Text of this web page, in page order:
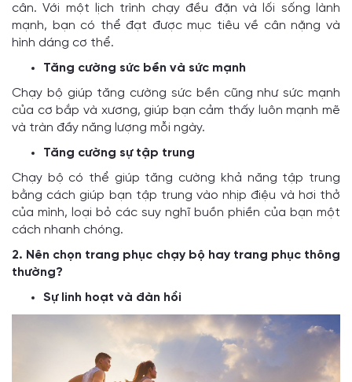
cân. Với một lịch trình chạy đều đặn và lối sống lành
mạnh, bạn có thể đạt được mục tiêu về cân nặng và
hình dáng cơ thể.
Tăng cường sức bền và sức mạnh
Chạy bộ giúp tăng cường sức bền cũng như sức mạnh
của cơ bắp và xương, giúp bạn cảm thấy luôn mạnh mẽ
và tràn đầy năng lượng mỗi ngày.
Tăng cường sự tập trung
Chạy bộ có thể giúp tăng cường khả năng tập trung
bằng cách giúp bạn tập trung vào nhịp điệu và hơi thở
của mình, loại bỏ các suy nghĩ buồn phiền của bạn một
cách nhanh chóng.
2. Nên chọn trang phục chạy bộ hay trang phục thông
thường?
Sự linh hoạt và đàn hồi